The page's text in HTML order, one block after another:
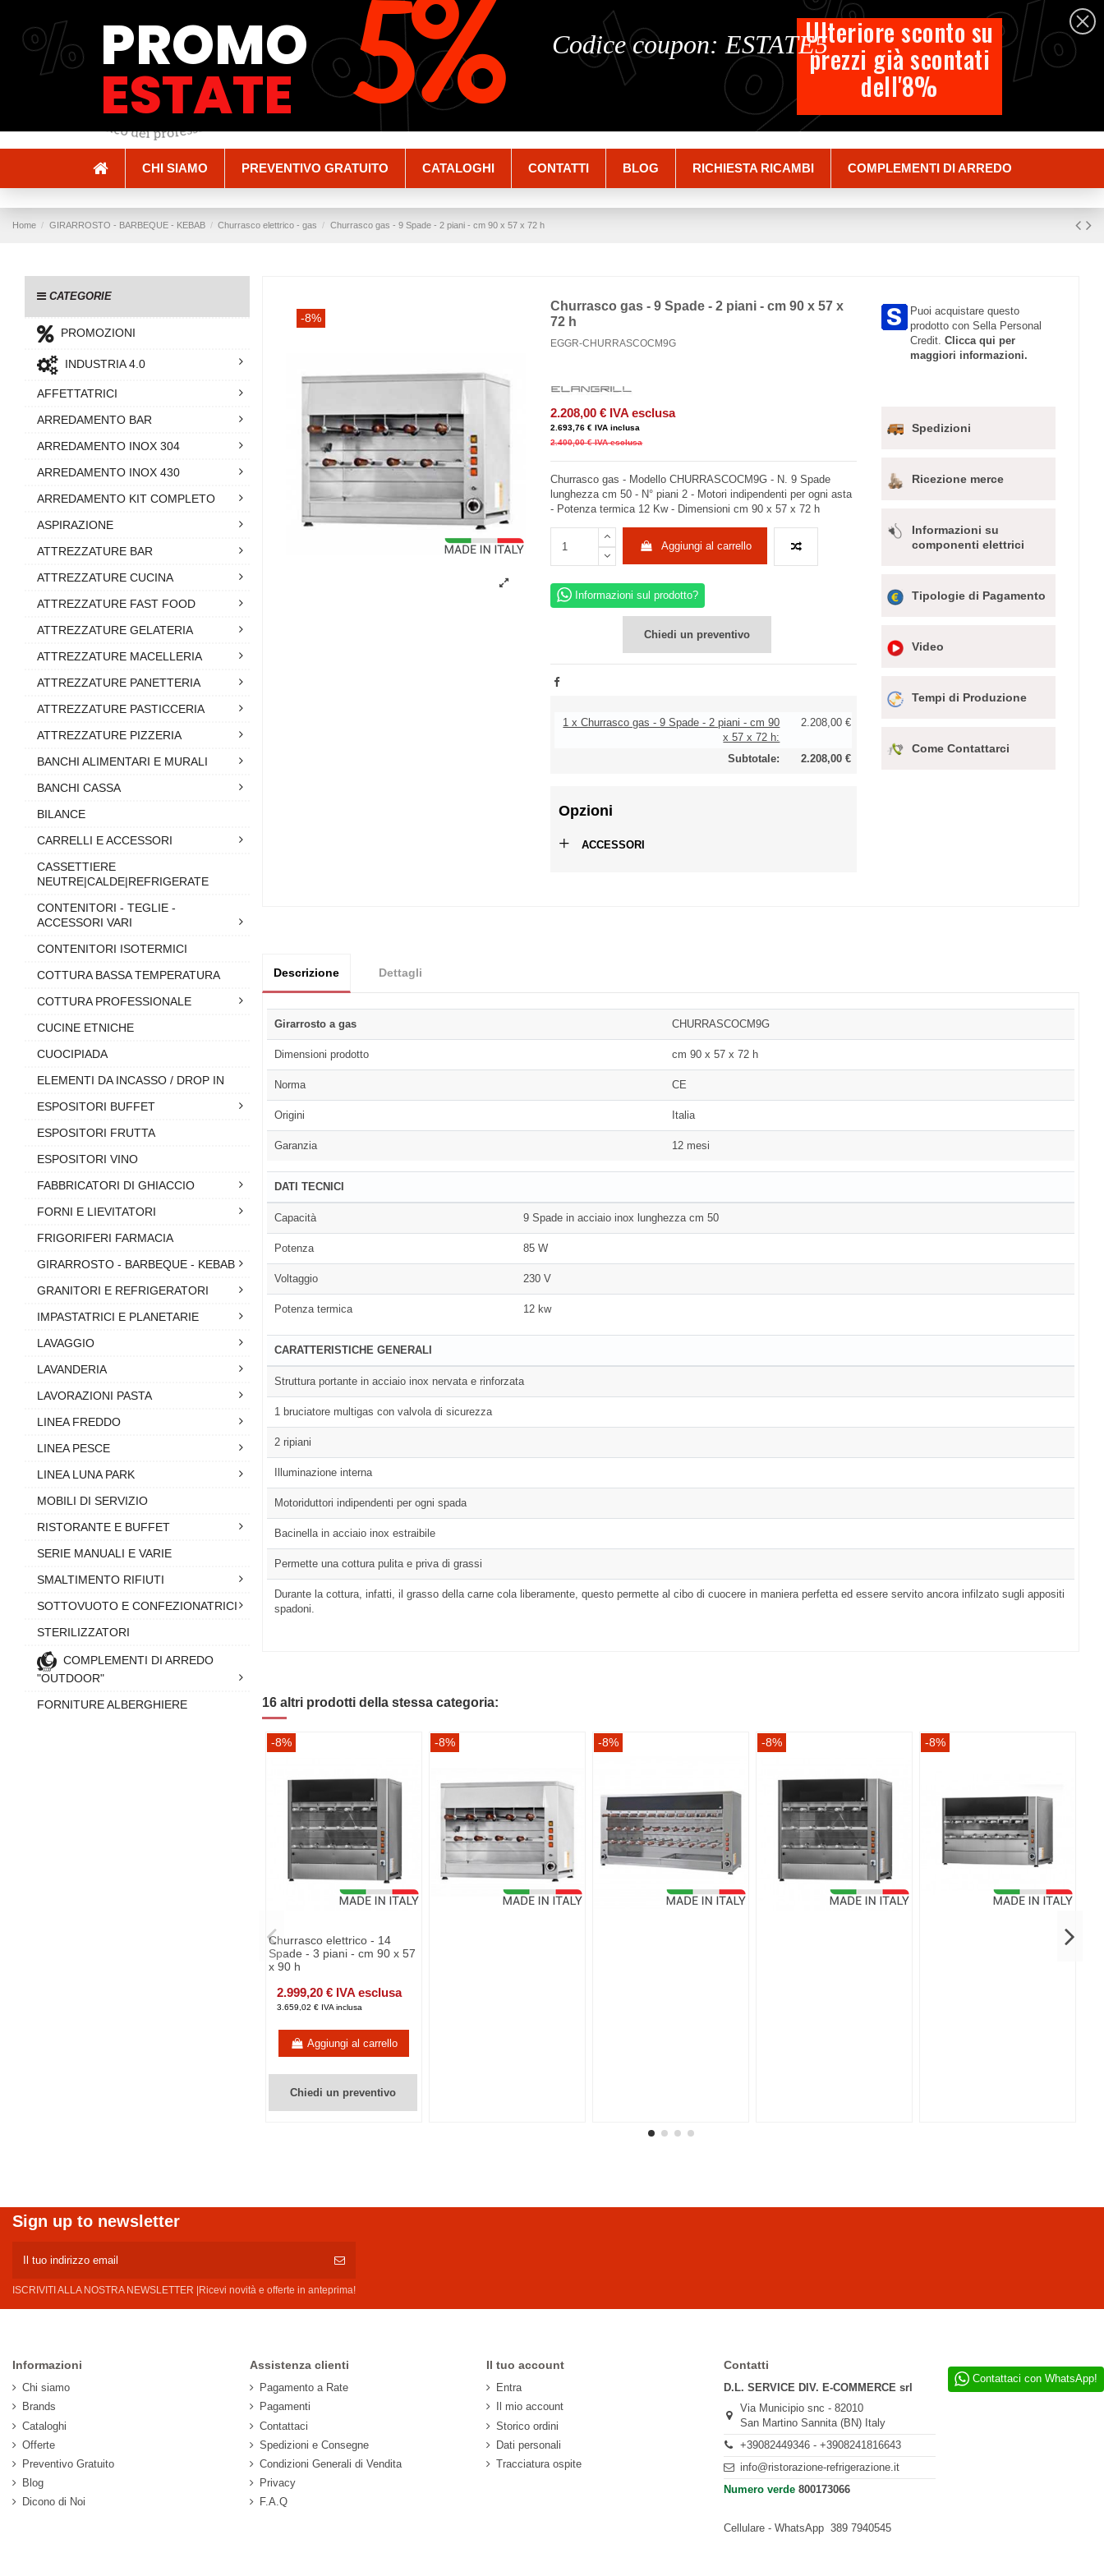
Italiano
Carrello
CHI SIAMO PREVENTIVO GRATUITO CATALOGHI CONTATTI BLOG RICHIESTA RICAMBI COMPLEMENTI DI ARREDO
Home GIRARROSTO - BARBEQUE - KEBAB Churrasco elettrico - gas Churrasco gas - 9 Spade - 2 piani - cm 90 x 57 x 72 h
-8%
Churrasco gas - 9 Spade - 2 piani - cm 90 x 57 x
72 h
EGGR-CHURRASCOCM9G
2.208,00 € IVA esclusa
2.693,76 € IVA inclusa
2.400,00 € IVA esclusa
Churrasco gas - Modello CHURRASCOCM9G - N. 9 Spade
lunghezza cm 50 - N° piani 2 - Motori indipendenti per ogni asta
- Potenza termica 12 Kw - Dimensioni cm 90 x 57 x 72 h
Aggiungi al carrello
Informazioni sul prodotto?
Chiedi un preventivo
1 x Churrasco gas - 9 Spade - 2 piani - cm 90
x 57 x 72 h:
2.208,00 €
Subtotale: 2.208,00 €
Opzioni
+ ACCESSORI
Puoi acquistare questo
prodotto con Sella Personal
Credit.Clicca qui per
maggiori informazioni.
Spedizioni
Ricezione merce
Informazioni su
componenti elettrici
Tipologie di Pagamento
Video
Tempi di Produzione
Come Contattarci
Descrizione Dettagli
Girarrosto a gas CHURRASCOCM9G
Dimensioni prodotto cm 90 x 57 x 72 h
Norma CE
Origini Italia
Garanzia 12 mesi
DATI TECNICI
Capacità 9 Spade in acciaio inox lunghezza cm 50
Potenza 85 W
Voltaggio 230 V
Potenza termica 12 kw
CARATTERISTICHE GENERALI
Struttura portante in acciaio inox nervata e rinforzata
1 bruciatore multigas con valvola di sicurezza
2 ripiani
Illuminazione interna
Motoriduttori indipendenti per ogni spada
Bacinella in acciaio inox estraibile
Permette una cottura pulita e priva di grassi
Durante la cottura, infatti, il grasso della carne cola liberamente, questo permette al cibo di cuocere in maniera perfetta ed essere servito ancora infilzato sugli appositi
spadoni.
16 altri prodotti della stessa categoria:
-8%
Churrasco elettrico - 14
Spade - 3 piani - cm 90 x 57
x 90 h
2.999,20 € IVA esclusa
3.659,02 € IVA inclusa
Aggiungi al carrello
Chiedi un preventivo
-8% -8% -8% -8%
CATEGORIE
PROMOZIONI
INDUSTRIA 4.0
AFFETTATRICI
ARREDAMENTO BAR
ARREDAMENTO INOX 304
ARREDAMENTO INOX 430
ARREDAMENTO KIT COMPLETO
ASPIRAZIONE
ATTREZZATURE BAR
ATTREZZATURE CUCINA
ATTREZZATURE FAST FOOD
ATTREZZATURE GELATERIA
ATTREZZATURE MACELLERIA
ATTREZZATURE PANETTERIA
ATTREZZATURE PASTICCERIA
ATTREZZATURE PIZZERIA
BANCHI ALIMENTARI E MURALI
BANCHI CASSA
BILANCE
CARRELLI E ACCESSORI
CASSETTIERE
NEUTRE|CALDE|REFRIGERATE
CONTENITORI - TEGLIE -
ACCESSORI VARI
CONTENITORI ISOTERMICI
COTTURA BASSA TEMPERATURA
COTTURA PROFESSIONALE
CUCINE ETNICHE
CUOCIPIADA
ELEMENTI DA INCASSO / DROP IN
ESPOSITORI BUFFET
ESPOSITORI FRUTTA
ESPOSITORI VINO
FABBRICATORI DI GHIACCIO
FORNI E LIEVITATORI
FRIGORIFERI FARMACIA
GIRARROSTO - BARBEQUE - KEBAB
GRANITORI E REFRIGERATORI
IMPASTATRICI E PLANETARIE
LAVAGGIO
LAVANDERIA
LAVORAZIONI PASTA
LINEA FREDDO
LINEA PESCE
LINEA LUNA PARK
MOBILI DI SERVIZIO
RISTORANTE E BUFFET
SERIE MANUALI E VARIE
SMALTIMENTO RIFIUTI
SOTTOVUOTO E CONFEZIONATRICI
STERILIZZATORI
COMPLEMENTI DI ARREDO
"OUTDOOR"
FORNITURE ALBERGHIERE
Sign up to newsletter
ISCRIVITI ALLA NOSTRA NEWSLETTER |Ricevi novità e offerte in anteprima!
Informazioni
Chi siamo
Brands
Cataloghi
Offerte
Preventivo Gratuito
Blog
Dicono di Noi
Assistenza clienti
Pagamento a Rate
Pagamenti
Contattaci
Spedizioni e Consegne
Condizioni Generali di Vendita
Privacy
F.A.Q
Il tuo account
Entra
Il mio account
Storico ordini
Dati personali
Tracciatura ospite
Contatti
D.L. SERVICE DIV. E-COMMERCE srl
Via Municipio snc - 82010
San Martino Sannita (BN) Italy
+39082449346 - +3908241816643
info@ristorazione-refrigerazione.it
Numero verde 800173066
Cellulare - WhatsApp 389 7940545
Contattaci con WhatsApp!
%
% %
%
% Ulteriore sconto su
prezzi già scontati
dell'8%
Codice coupon: ESTATE5
PROMO
ESTATE 5%